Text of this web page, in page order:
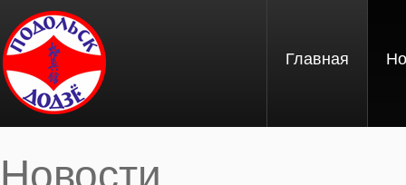
Перейти к основному содержанию
Главная
Новости